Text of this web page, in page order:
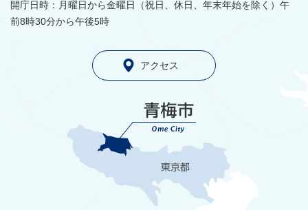
開庁日時：月曜日から金曜日（祝日、休日、年末年始を除く）午
前8時30分から午後5時
アクセス